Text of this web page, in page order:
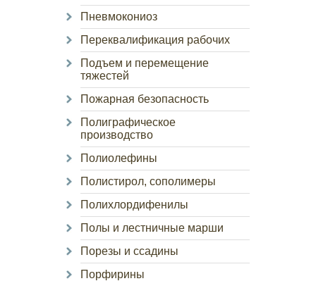
Пневмокониоз
Переквалификация рабочих
Подъем и перемещение
тяжестей
Пожарная безопасность
Полиграфическое
производство
Полиолефины
Полистирол, сополимеры
Полихлордифенилы
Полы и лестничные марши
Порезы и ссадины
Порфирины